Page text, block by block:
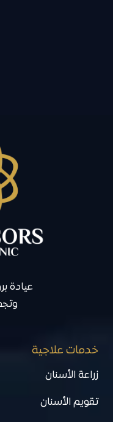
عيادة
خدمات علاجية
زراعة الأسنان
تقويم الأسنان